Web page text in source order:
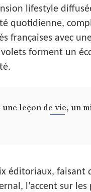
lifestyle
quotidienne,
françaises avec
forment un
leçon de vie, un
éditoriaux, faisant
l’accent sur